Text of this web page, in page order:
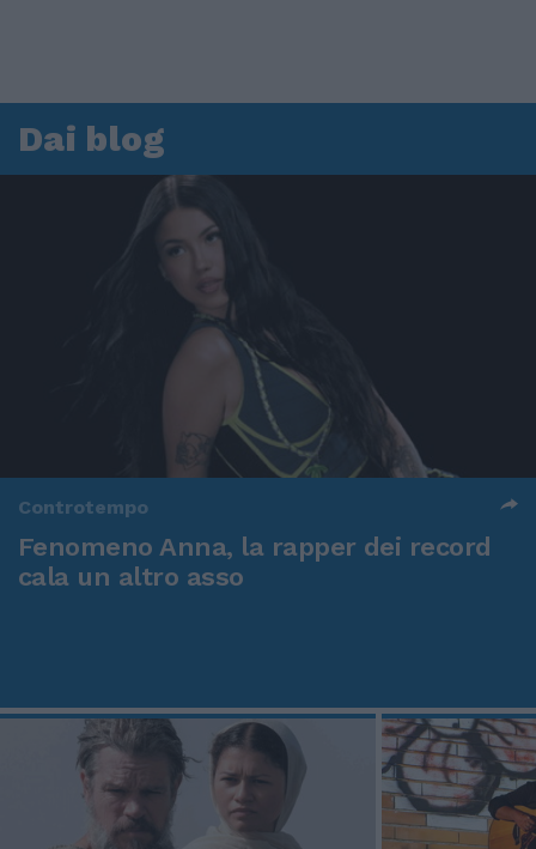
Dai blog
Controtempo
Fenomeno Anna, la rapper dei record
cala un altro asso